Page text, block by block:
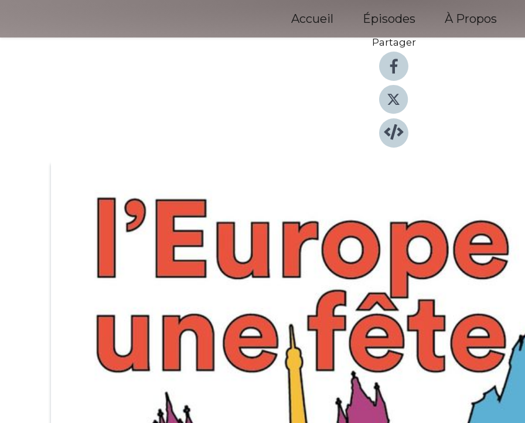
Accueil Épisodes À Propos
Partager